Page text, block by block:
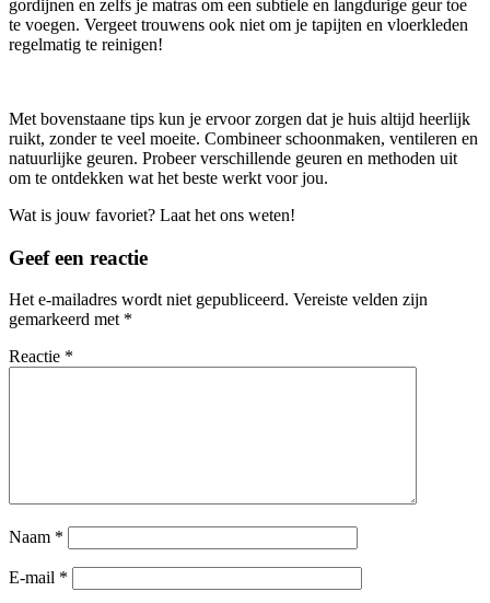
gordijnen en zelfs je matras om een subtiele en langdurige geur toe
te voegen. Vergeet trouwens ook niet om je tapijten en vloerkleden
regelmatig te reinigen!
Met bovenstaane tips kun je ervoor zorgen dat je huis altijd heerlijk
ruikt, zonder te veel moeite. Combineer schoonmaken, ventileren en
natuurlijke geuren. Probeer verschillende geuren en methoden uit
om te ontdekken wat het beste werkt voor jou.
Wat is jouw favoriet? Laat het ons weten!
Geef een reactie
Het e-mailadres wordt niet gepubliceerd. Vereiste velden zijn
gemarkeerd met *
Reactie *
Naam *
E-mail *